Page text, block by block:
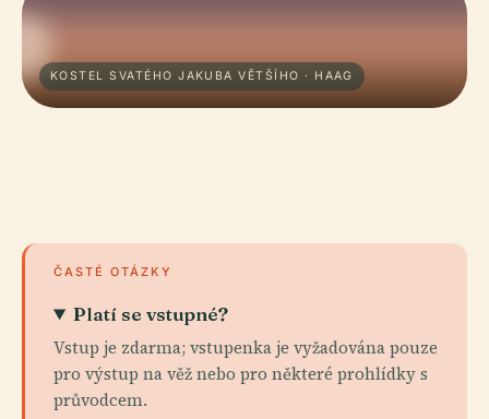
KOSTEL SVATÉHO JAKUBA VĚTŠÍHO · HAAG
ČASTÉ OTÁZKY
Platí se vstupné?
Vstup je zdarma; vstupenka je vyžadována pouze
pro výstup na věž nebo pro některé prohlídky s
průvodcem.